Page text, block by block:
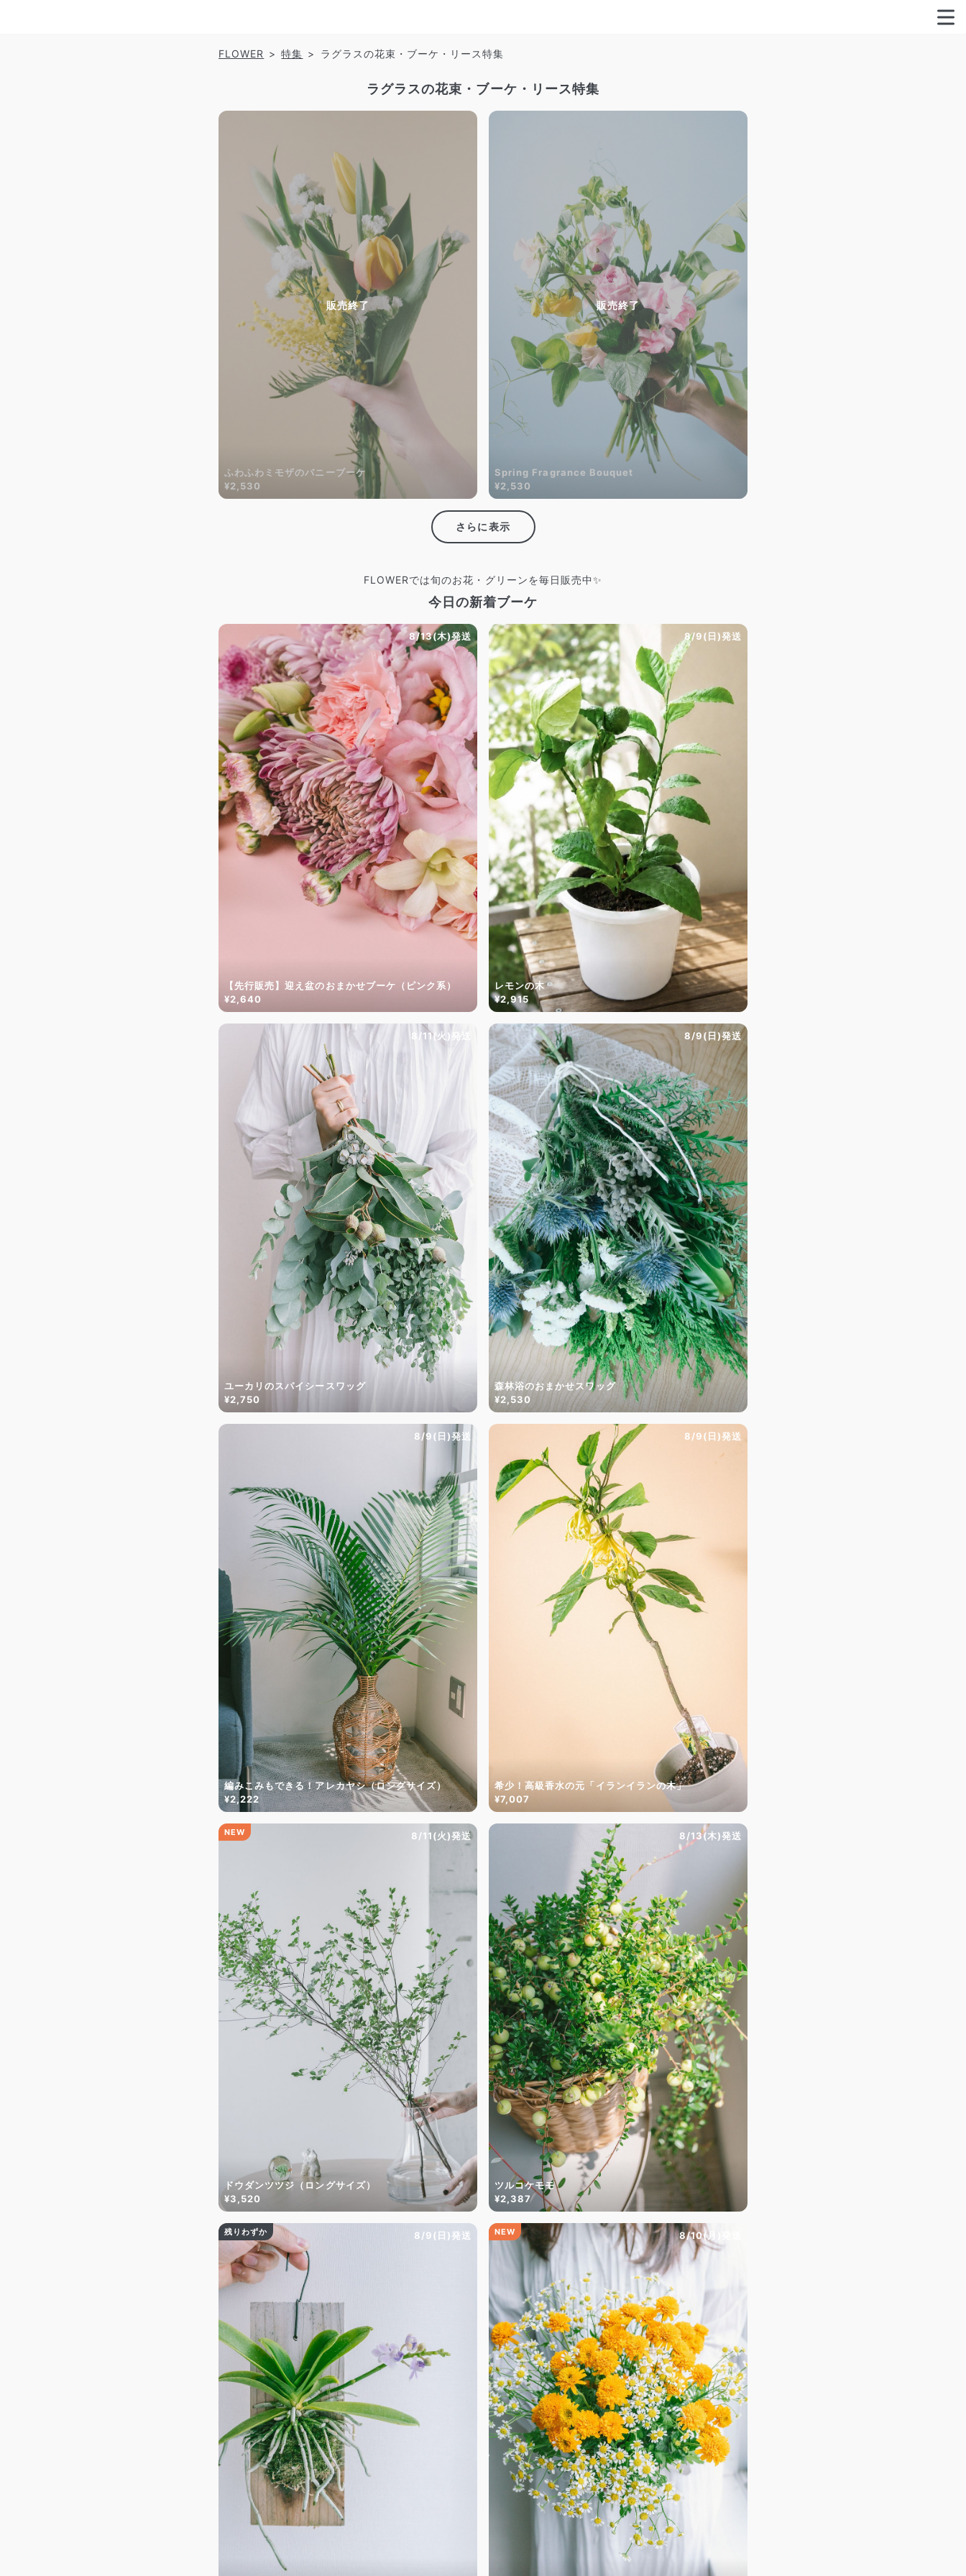
特定商取引法に関する表記
FLOWER 特集 ラグラスの花束・ブーケ・リース特集
ラグラスの花束・ブーケ・リース特集
ふわふわミモザのバニーブーケ
¥2,530
販売終了
Spring Fragrance Bouquet
¥2,530
販売終了
さらに表示
FLOWERでは旬のお花・グリーンを毎日販売中✨
今日の新着ブーケ
8/13(木)発送
【先行販売】迎え盆のおまかせブーケ（ピンク系）
¥2,640
8/9(日)発送
レモンの木
¥2,915
8/11(火)発送
ユーカリのスパイシースワッグ
¥2,750
8/9(日)発送
森林浴のおまかせスワッグ
¥2,530
8/9(日)発送
編みこみもできる！アレカヤシ（ロングサイズ）
¥2,222
8/9(日)発送
希少！高級香水の元「イランイランの木」
¥7,007
8/11(火)発送
NEW
ドウダンツツジ（ロングサイズ）
¥3,520
8/13(木)発送
ツルコケモモ
¥2,387
8/9(日)発送
残りわずか 8/10(月)発送
NEW